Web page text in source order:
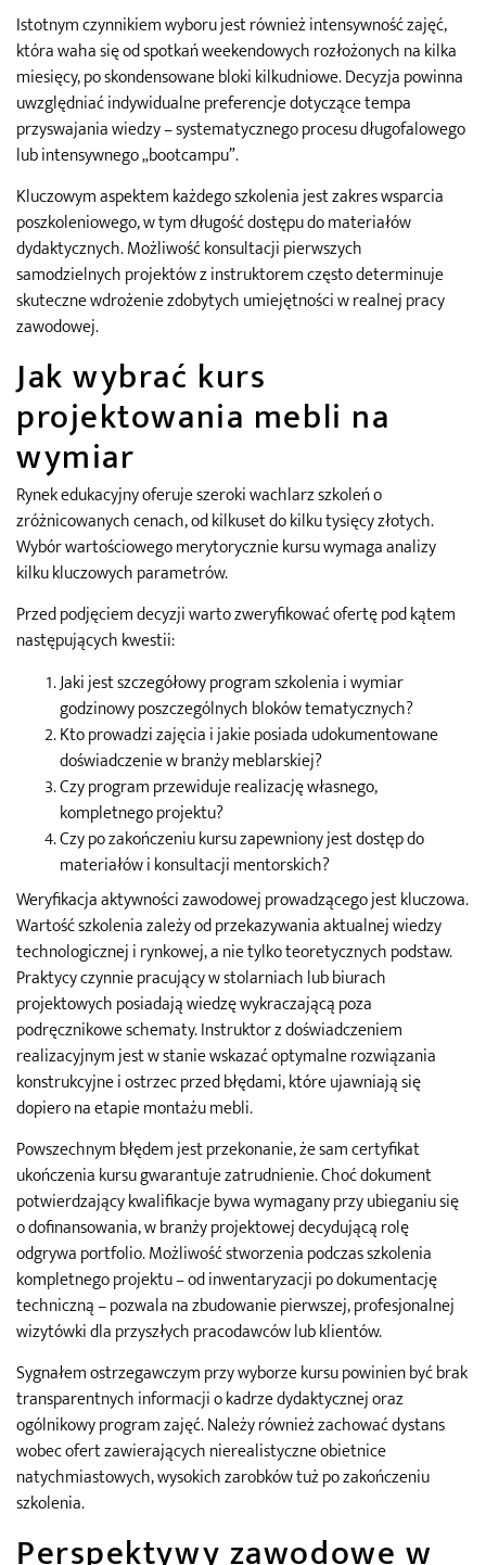
Istotnym czynnikiem wyboru jest również intensywność zajęć,
która waha się od spotkań weekendowych rozłożonych na kilka
miesięcy, po skondensowane bloki kilkudniowe. Decyzja powinna
uwzględniać indywidualne preferencje dotyczące tempa
przyswajania wiedzy – systematycznego procesu długofalowego
lub intensywnego „bootcampu”.
Kluczowym aspektem każdego szkolenia jest zakres wsparcia
poszkoleniowego, w tym długość dostępu do materiałów
dydaktycznych. Możliwość konsultacji pierwszych
samodzielnych projektów z instruktorem często determinuje
skuteczne wdrożenie zdobytych umiejętności w realnej pracy
zawodowej.
Jak wybrać kurs
projektowania mebli na
wymiar
Rynek edukacyjny oferuje szeroki wachlarz szkoleń o
zróżnicowanych cenach, od kilkuset do kilku tysięcy złotych.
Wybór wartościowego merytorycznie kursu wymaga analizy
kilku kluczowych parametrów.
Przed podjęciem decyzji warto zweryfikować ofertę pod kątem
następujących kwestii:
Jaki jest szczegółowy program szkolenia i wymiar
godzinowy poszczególnych bloków tematycznych?
Kto prowadzi zajęcia i jakie posiada udokumentowane
doświadczenie w branży meblarskiej?
Czy program przewiduje realizację własnego,
kompletnego projektu?
Czy po zakończeniu kursu zapewniony jest dostęp do
materiałów i konsultacji mentorskich?
Weryfikacja aktywności zawodowej prowadzącego jest kluczowa.
Wartość szkolenia zależy od przekazywania aktualnej wiedzy
technologicznej i rynkowej, a nie tylko teoretycznych podstaw.
Praktycy czynnie pracujący w stolarniach lub biurach
projektowych posiadają wiedzę wykraczającą poza
podręcznikowe schematy. Instruktor z doświadczeniem
realizacyjnym jest w stanie wskazać optymalne rozwiązania
konstrukcyjne i ostrzec przed błędami, które ujawniają się
dopiero na etapie montażu mebli.
Powszechnym błędem jest przekonanie, że sam certyfikat
ukończenia kursu gwarantuje zatrudnienie. Choć dokument
potwierdzający kwalifikacje bywa wymagany przy ubieganiu się
o dofinansowania, w branży projektowej decydującą rolę
odgrywa portfolio. Możliwość stworzenia podczas szkolenia
kompletnego projektu – od inwentaryzacji po dokumentację
techniczną – pozwala na zbudowanie pierwszej, profesjonalnej
wizytówki dla przyszłych pracodawców lub klientów.
Sygnałem ostrzegawczym przy wyborze kursu powinien być brak
transparentnych informacji o kadrze dydaktycznej oraz
ogólnikowy program zajęć. Należy również zachować dystans
wobec ofert zawierających nierealistyczne obietnice
natychmiastowych, wysokich zarobków tuż po zakończeniu
szkolenia.